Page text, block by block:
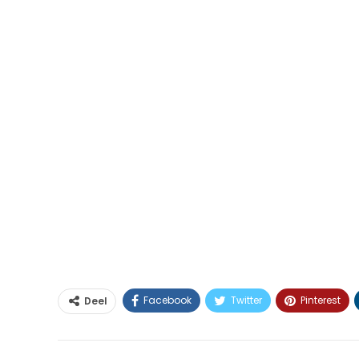
Deel Facebook Twitter Pinterest